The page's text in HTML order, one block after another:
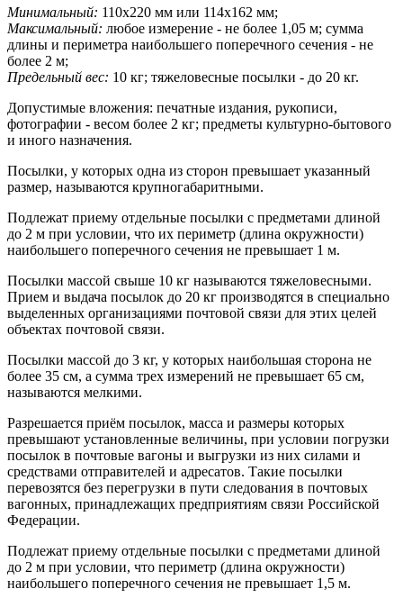
Минимальный: 110х220 мм или 114х162 мм;
Максимальный: любое измерение - не более 1,05 м; сумма
длины и периметра наибольшего поперечного сечения - не
более 2 м;
Предельный вес: 10 кг; тяжеловесные посылки - до 20 кг.
Допустимые вложения: печатные издания, рукописи,
фотографии - весом более 2 кг; предметы культурно-бытового
и иного назначения.
Посылки, у которых одна из сторон превышает указанный
размер, называются крупногабаритными.
Подлежат приему отдельные посылки с предметами длиной
до 2 м при условии, что их периметр (длина окружности)
наибольшего поперечного сечения не превышает 1 м.
Посылки массой свыше 10 кг называются тяжеловесными.
Прием и выдача посылок до 20 кг производятся в специально
выделенных организациями почтовой связи для этих целей
объектах почтовой связи.
Посылки массой до 3 кг, у которых наибольшая сторона не
более 35 см, а сумма трех измерений не превышает 65 см,
называются мелкими.
Разрешается приём посылок, масса и размеры которых
превышают установленные величины, при условии погрузки
посылок в почтовые вагоны и выгрузки из них силами и
средствами отправителей и адресатов. Такие посылки
перевозятся без перегрузки в пути следования в почтовых
вагонных, принадлежащих предприятиям связи Российской
Федерации.
Подлежат приему отдельные посылки с предметами длиной
до 2 м при условии, что периметр (длина окружности)
наибольшего поперечного сечения не превышает 1,5 м.